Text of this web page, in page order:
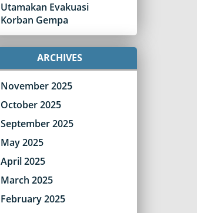
Utamakan Evakuasi
Korban Gempa
ARCHIVES
November 2025
October 2025
September 2025
May 2025
April 2025
March 2025
February 2025